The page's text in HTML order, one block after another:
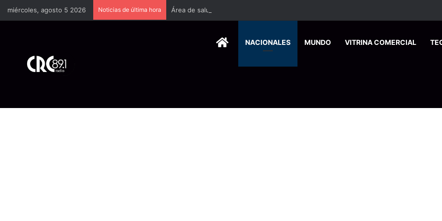
miércoles, agosto 5 2026 Noticias de última hora
HOMENACIONALES MUNDO VITRINA COMERCIAL